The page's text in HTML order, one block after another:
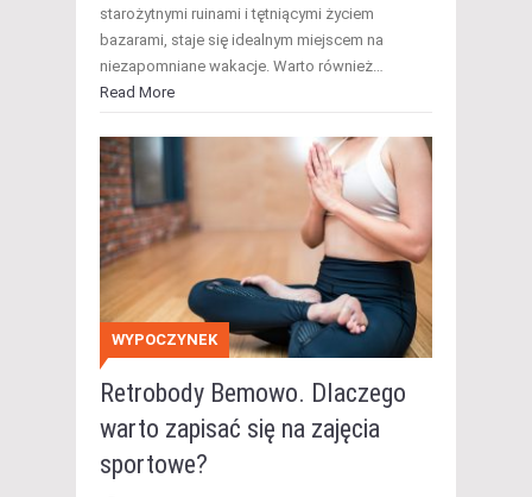
starożytnymi ruinami i tętniącymi życiem
bazarami, staje się idealnym miejscem na
niezapomniane wakacje. Warto również…
Read More
WYPOCZYNEK
Retrobody Bemowo. Dlaczego
warto zapisać się na zajęcia
sportowe?